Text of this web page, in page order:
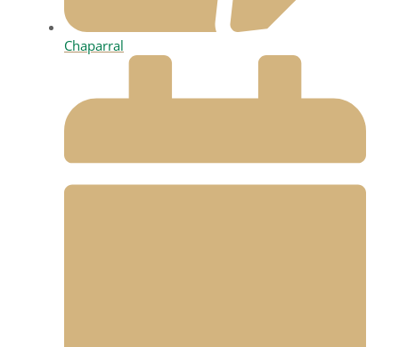
Chaparral